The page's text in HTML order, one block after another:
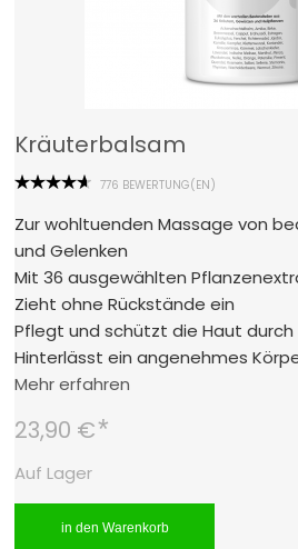
Kräuterbalsam
776 BEWERTUNG(EN)
Zur wohltuenden Massage von
und Gelenken
Mit 36 ausgewählten
Zieht ohne Rückstände ein
Pflegt und schützt die Haut
Hinterlässt ein angenehmes
Mehr erfahren
23,90 €*
Auf Lager
in den Warenkorb